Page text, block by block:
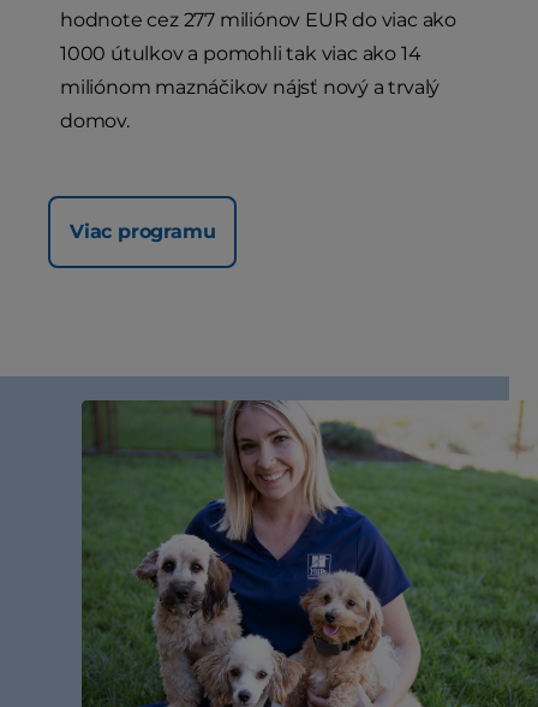
hodnote cez 277 miliónov EUR do viac ako
1000 útulkov a pomohli tak viac ako 14
miliónom maznáčikov nájsť nový a trvalý
domov.
Viac programu